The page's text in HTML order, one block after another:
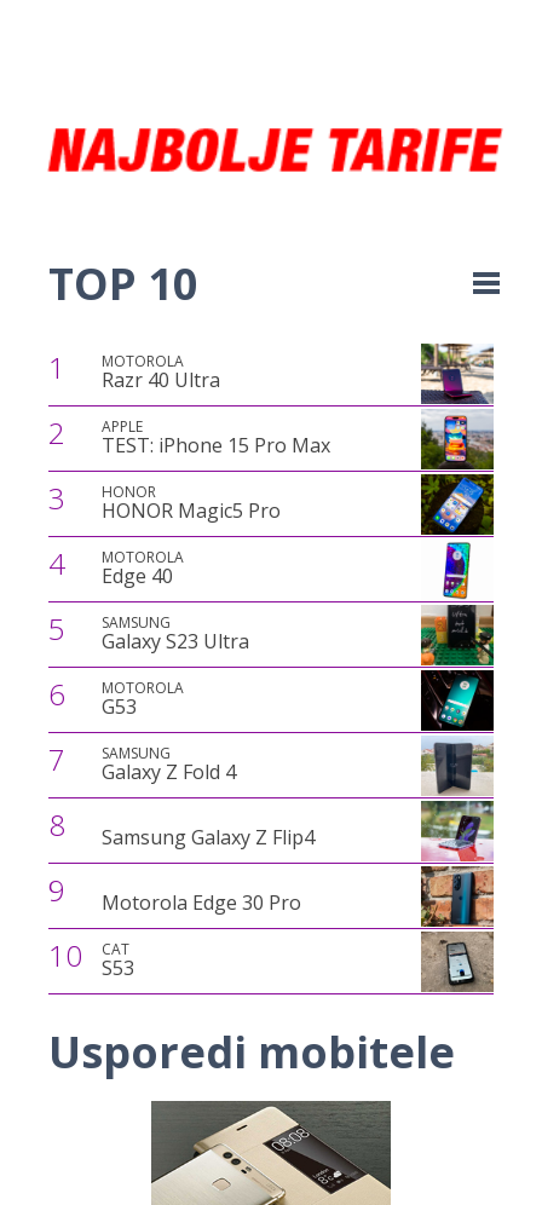
TOP 10
1 MOTOROLA
Razr 40 Ultra
2 APPLE
TEST: iPhone 15 Pro Max
3 HONOR
HONOR Magic5 Pro
4 MOTOROLA
Edge 40
5 SAMSUNG
Galaxy S23 Ultra
6 MOTOROLA
G53
7 SAMSUNG
Galaxy Z Fold 4
8 Samsung Galaxy Z Flip4
9 Motorola Edge 30 Pro
10 CAT
S53
Usporedi mobitele